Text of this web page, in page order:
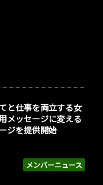
メンバーニュース
と仕事を両立する女
メッセージに変える
ジを提供開始